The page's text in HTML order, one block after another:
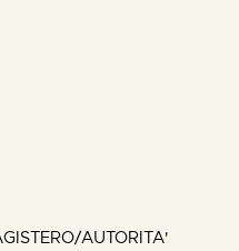
AUTORITA'